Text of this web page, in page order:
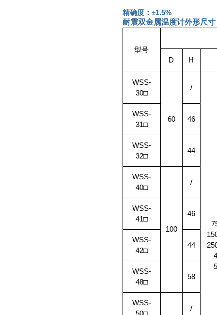
精确度：±1.5%
耐震双金属温度计外形尺寸
型号
D
H
WSS-
30□
60
/
WSS-
31□
46
WSS-
32□
44
WSS-
40□
100
/
WSS-
41□
46
WSS-
42□
44
WSS-
48□
58
WSS-
/